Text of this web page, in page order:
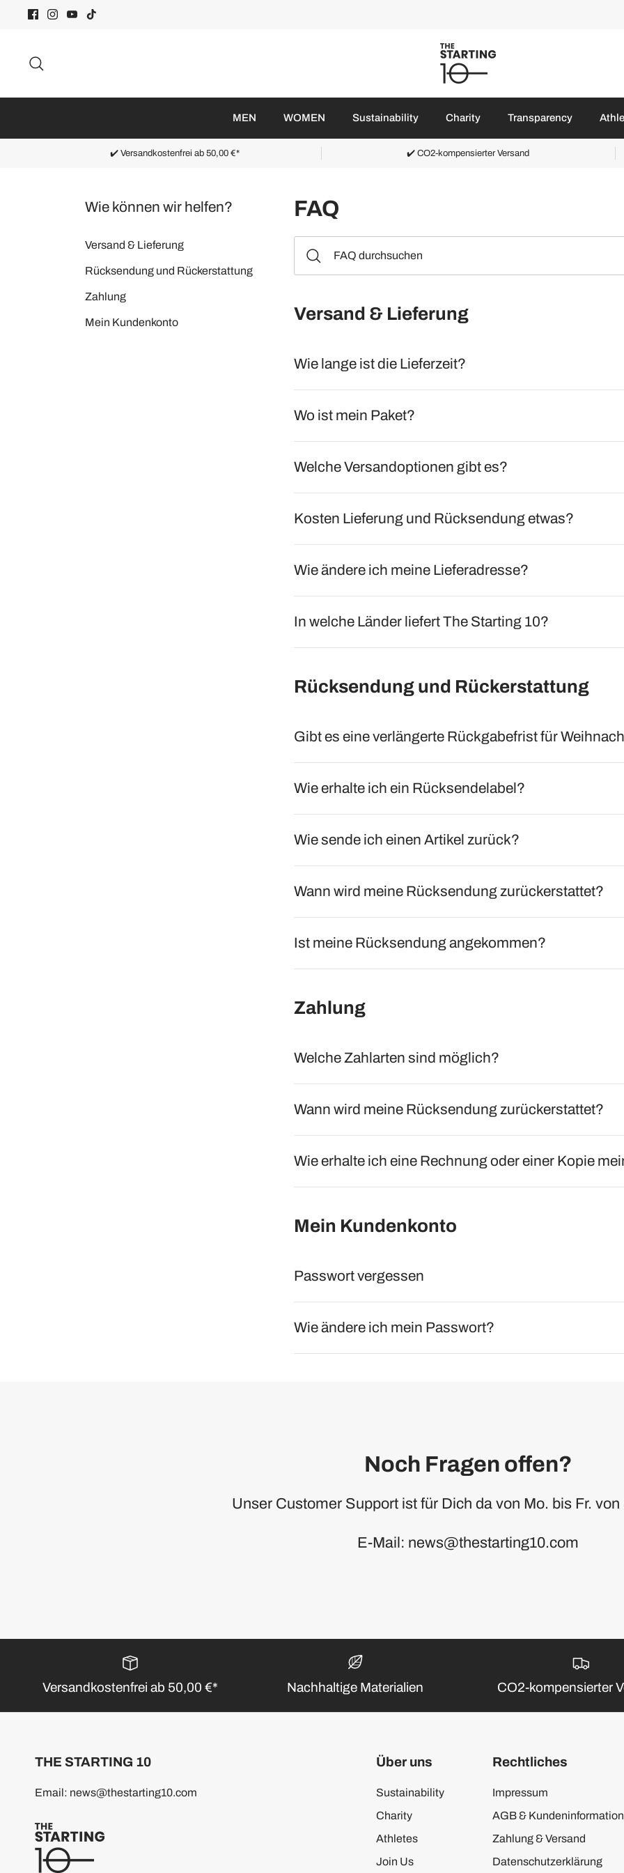
Direkt
MEN WOMEN Sustainability Charity Transparency
✔️ Versandkostenfrei ab 50,00 €* ✔️ CO2-kompensierter Versand
Wie können wir helfen?
Versand & Lieferung
Rücksendung und Rückerstattung
Zahlung
Mein Kundenkonto
FAQ
Versand & Lieferung
Wie lange ist die Lieferzeit?
Wo ist mein Paket?
Welche Versandoptionen gibt es?
Kosten Lieferung und Rücksendung etwas?
Wie ändere ich meine Lieferadresse?
In welche Länder liefert The Starting 10?
Rücksendung und Rückerstattung
Gibt es eine verlängerte Rückgabefrist für
Wie erhalte ich ein Rücksendelabel?
Wie sende ich einen Artikel zurück?
Wann wird meine Rücksendung zurückerstattet?
Ist meine Rücksendung angekommen?
Zahlung
Welche Zahlarten sind möglich?
Wann wird meine Rücksendung zurückerstattet?
Wie erhalte ich eine Rechnung oder einer Kopie
Mein Kundenkonto
Passwort vergessen
Wie ändere ich mein Passwort?
Noch Fragen offen?
Unser Customer Support ist für Dich da von Mo. bis Fr. von
E-Mail: news@thestarting10.com
Versandkostenfrei ab 50,00 €* Nachhaltige Materialien CO2-kompensierter
THE STARTING 10
Email: news@thestarting10.com
Über uns
Sustainability
Charity
Athletes
Join Us
Rechtliches
Impressum
AGB &
Zahlung & Versand
Datenschutzerklärung